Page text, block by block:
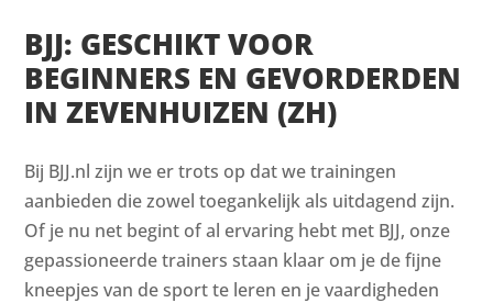
BJJ: GESCHIKT VOOR
BEGINNERS EN GEVORDERDEN
IN ZEVENHUIZEN (ZH)
Bij BJJ.nl zijn we er trots op dat we trainingen
aanbieden die zowel toegankelijk als uitdagend zijn.
Of je nu net begint of al ervaring hebt met BJJ, onze
gepassioneerde trainers staan klaar om je de fijne
kneepjes van de sport te leren en je vaardigheden